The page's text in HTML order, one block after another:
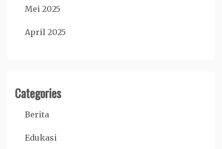
Mei 2025
April 2025
Categories
Berita
Edukasi